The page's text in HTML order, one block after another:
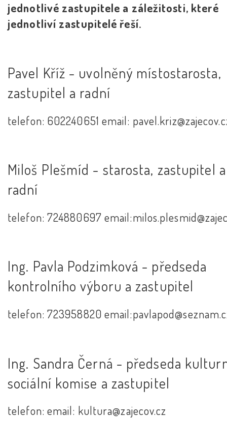
jednotlivé zastupitele a záležitosti, které
jednotliví zastupitelé řeší.
Pavel Kříž - uvolněný místostarosta,
zastupitel a radní
telefon: 602240651 email:
Miloš Plešmíd - starosta, zastupitel a
radní
telefon: 724880697
Ing. Pavla Podzimková - předseda
kontrolního výboru a zastupitel
telefon: 723958820
Ing. Sandra Černá - předseda
sociální komise a zastupitel
telefon: email: kultura@zajecov.cz